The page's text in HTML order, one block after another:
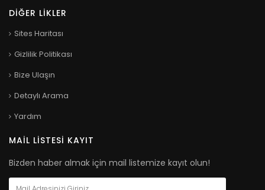
DIĞER LIKLER
Sites Haritası
Gizlilik Politikası
Bize Ulaşın
Detaylı Arama
Yardım
MAIL LISTESI KAYIT
Bizden haber almak için mail listemize kayıt olun!